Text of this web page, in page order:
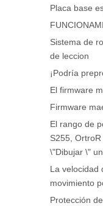
Placa base
Sistema de
de leccion
¡Podría
El firmware
Firmware
El rango de
S255,
\"Dibujar \"
La velocidad
movimiento
Protección